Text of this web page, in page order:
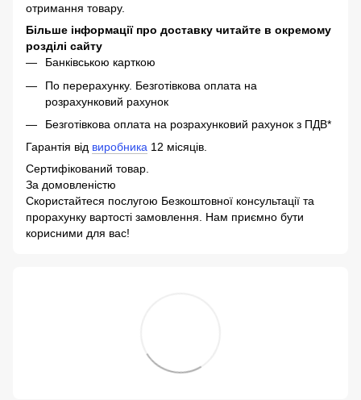
отримання товару.
Більше інформації про доставку читайте в окремому
розділі сайту
Банківською карткою
По перерахунку. Безготівкова оплата на
розрахунковий рахунок
Безготівкова оплата на розрахунковий рахунок з ПДВ*
Гарантія від виробника 12 місяців.
Сертифікований товар.
За домовленістю
Скористайтеся послугою Безкоштовної консультації та
прорахунку вартості замовлення. Нам приємно бути
корисними для вас!